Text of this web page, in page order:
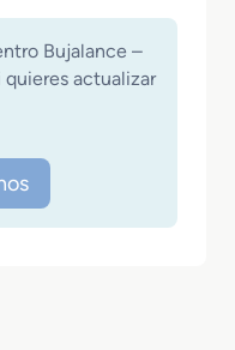
Bujalance –
actualizar